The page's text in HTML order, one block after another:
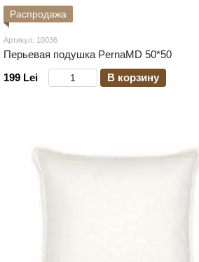
Распродажа
Артикул: 10036
Перьевая подушка PernaMD 50*50
199 Lei
В корзину